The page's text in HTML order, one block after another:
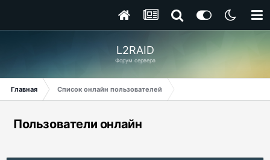
L2RAID
Форум сервера
Главная Список онлайн пользователей
Пользователи онлайн